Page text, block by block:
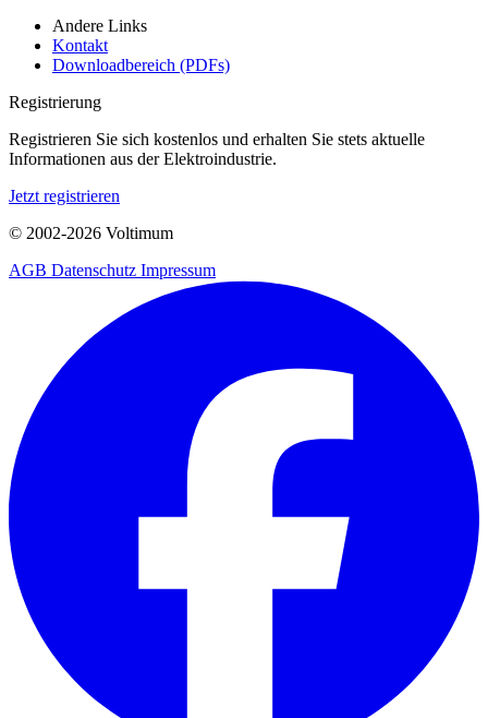
Andere Links
Kontakt
Downloadbereich (PDFs)
Registrierung
Registrieren Sie sich kostenlos und erhalten Sie stets aktuelle
Informationen aus der Elektroindustrie.
Jetzt registrieren
© 2002-2026 Voltimum
AGB Datenschutz Impressum